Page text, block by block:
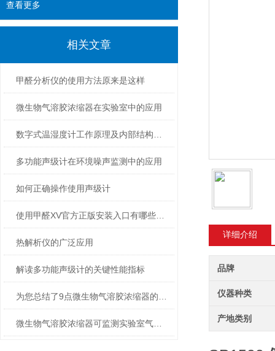
查看更多
相关文章
甲醛分析仪的使用方法原来是这样
微生物气溶胶浓缩器在实验室中的应用
多功能声级计在环境噪声监测中的应用
如何正确操作使用声级计
热解析仪的广泛应用
解读多功能声级计的关键性能指标
详细介绍
品牌
仪器种类
产地类别